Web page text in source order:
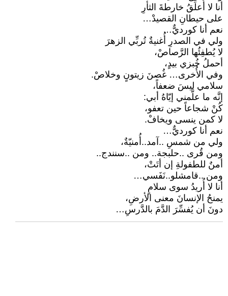
أنا لا أُعلِّقُ خارطةَ الثأرِ
على حيطانِ القصيدْ…
نعم أنا كورديٌّ…
ولي في الصدرِ أُغنيةٌ تُربِّي الزهرَ
لا يُطفِئُها الرَّصاصْ،
أحملُ خُبزي بيدٍ،
وفي الأُخرى… غُصنَ زيتونٍ وخلاصْ.
سلامي ليسَ ضعفاً،
إنَّه ما علَّمني إيّاهُ أبي:
كُنْ شجاعاً حين تعفو،
لا كمن ينسى ويخافْ.
نعم أنا كورديٌّ…
ولي من شمسِ ..آمد..أُمنيّةٌ،
ومن قُرى ..حلبجة.. ومن ..سنندج..
أمنٌ للطفولةِ إن أتَتْ،
ومن ..قامشلو..نَفَسي…
أنا لا أُريدُ سوى سلامٍ
يمنحُ الإنسانَ معنى الأرضِ،
دونَ أن يُفسِّرَ الدَّمَ بالدَّرسِ…